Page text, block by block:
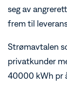
seg av
frem til
Strømavtalen
privatkunder
40000 kWh pr